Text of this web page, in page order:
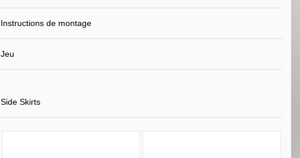
Instructions de montage
Jeu
Side Skirts